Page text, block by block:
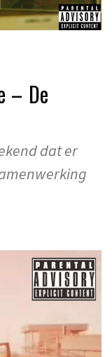
– De
dat er